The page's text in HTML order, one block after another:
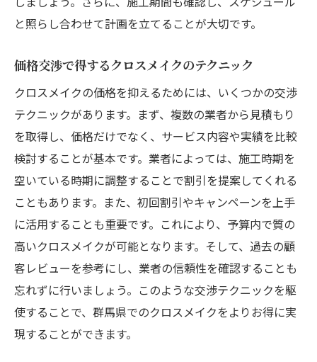
初回割引によるクロスメイクの費用対効果
るための指南
クロスメイクで部屋を新しくする基本ステ
ップ
群馬県でのクロスメイクの費用削減コツ
お得に部屋を新しくするためのクロスメイ
ク選び
群馬県でのクロスメイクお得情報
クロスメイクによる部屋のリフレッシュ事
例
群馬県で部屋を新しくするクロスメイク活
用法
と照らし合わせて計画を立てることが大切です。
価格交渉で得するクロスメイクのテクニック
クロスメイクの価格を抑えるためには、いくつかの交渉
テクニックがあります。まず、複数の業者から見積もり
を取得し、価格だけでなく、サービス内容や実績を比較
検討することが基本です。業者によっては、施工時期を
空いている時期に調整することで割引を提案してくれる
こともあります。また、初回割引やキャンペーンを上手
に活用することも重要です。これにより、予算内で質の
高いクロスメイクが可能となります。そして、過去の顧
客レビューを参考にし、業者の信頼性を確認することも
忘れずに行いましょう。このような交渉テクニックを駆
使することで、群馬県でのクロスメイクをよりお得に実
現することができます。